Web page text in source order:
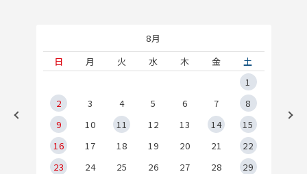
8月
日
月 火 水 木 金
土
1
2
3 4 5 6 7
8
9
10 11 12 13 14
15
16
17 18 19 20 21
22
23
24 25 26 27 28
29